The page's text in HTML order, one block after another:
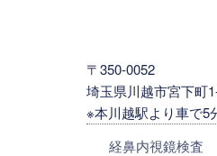
〒350-0052
埼玉県川越市宮下町
※本川越駅より車で5
経鼻内視鏡検査